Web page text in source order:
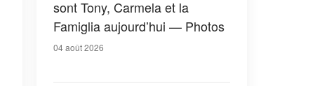
sont Tony, Carmela et la
Famiglia aujourd’hui — Photos
04 août 2026